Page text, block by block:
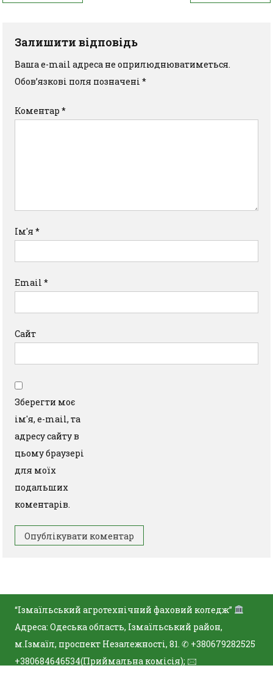
Залишити відповідь
Ваша e-mail адреса не оприлюднюватиметься.
Обов’язкові поля позначені*
Коментар*
Ім'я*
Email*
Сайт
Зберегти моє
ім'я, e-mail, та
адресу сайту в
цьому браузері
для моїх
подальших
коментарів.
“Ізмаїльський агротехнічний фаховий коледж”
Адреса: Одеська область, Ізмаїльський район,
м.Ізмаїл, проспект Незалежності, 81. ✆ +380679282525
+380684646534(Приймальна комісія); 🖂